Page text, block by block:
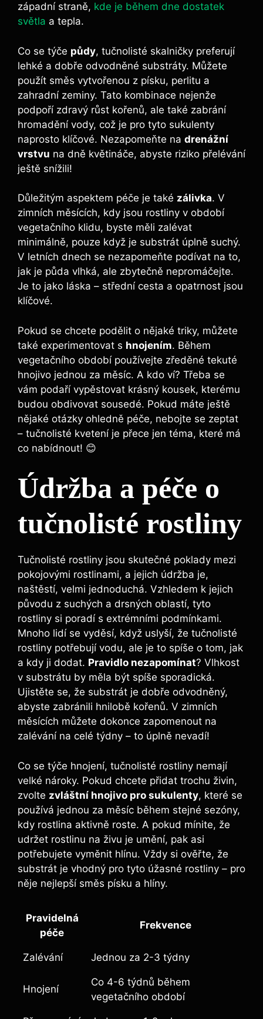
západní straně, kde je během dne dostatek
světla a tepla.
Co se týče půdy, tučnolisté skalničky preferují
lehké a dobře odvodněné substráty. Můžete
použít směs vytvořenou z písku, perlitu a
zahradní zeminy. Tato kombinace nejenže
podpoří zdravý růst kořenů, ale také zabrání
hromadění vody, což je pro tyto sukulenty
naprosto klíčové. Nezapomeňte na drenážní
vrstvu na dně květináče, abyste riziko přelévání
ještě snížili!
Důležitým aspektem péče je také zálivka. V
zimních měsících, kdy jsou rostliny v období
vegetačního klidu, byste měli zalévat
minimálně, pouze když je substrát úplně suchý.
V letních dnech se nezapomeňte podívat na to,
jak je půda vlhká, ale zbytečně nepromáčejte.
Je to jako láska – střední cesta a opatrnost jsou
klíčové.
Pokud se chcete podělit o nějaké triky, můžete
také experimentovat s hnojením. Během
vegetačního období používejte zředěné tekuté
hnojivo jednou za měsíc. A kdo ví? Třeba se
vám podaří vypěstovat krásný kousek, kterému
budou obdivovat sousedé. Pokud máte ještě
nějaké otázky ohledně péče, nebojte se zeptat
– tučnolisté kvetení je přece jen téma, které má
co nabídnout! 😊
Údržba a péče o
tučnolisté rostliny
Tučnolisté rostliny jsou skutečné poklady mezi
pokojovými rostlinami, a jejich údržba je,
naštěstí, velmi jednoduchá. Vzhledem k jejich
původu z suchých a drsných oblastí, tyto
rostliny si poradí s extrémními podmínkami.
Mnoho lidí se vyděsí, když uslyší, že tučnolisté
rostliny potřebují vodu, ale je to spíše o tom, jak
a kdy ji dodat. Pravidlo nezapomínat? Vlhkost
v substrátu by měla být spíše sporadická.
Ujistěte se, že substrát je dobře odvodněný,
abyste zabránili hnilobě kořenů. V zimních
měsících můžete dokonce zapomenout na
zalévání na celé týdny – to úplně nevadí!
Co se týče hnojení, tučnolisté rostliny nemají
velké nároky. Pokud chcete přidat trochu živin,
zvolte zvláštní hnojivo pro sukulenty, které se
používá jednou za měsíc během stejné sezóny,
kdy rostlina aktivně roste. A pokud mínite, že
udržet rostlinu na živu je umění, pak asi
potřebujete vyměnit hlínu. Vždy si ověřte, že
substrát je vhodný pro tyto úžasné rostliny – pro
něje nejlepší směs písku a hlíny.
Pravidelná
péče
Frekvence
Zalévání Jednou za 2-3 týdny
Hnojení
Co 4-6 týdnů během
vegetačního období